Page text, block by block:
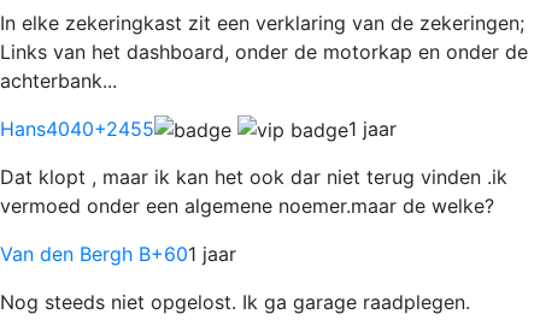
In elke zekeringkast zit een verklaring van de zekeringen;
Links van het dashboard, onder de motorkap en onder de
achterbank...
Hans4040+2455
1 jaar
Dat klopt , maar ik kan het ook dar niet terug vinden .ik
vermoed onder een algemene noemer.maar de welke?
Van den Bergh B+601 jaar
Nog steeds niet opgelost. Ik ga garage raadplegen.